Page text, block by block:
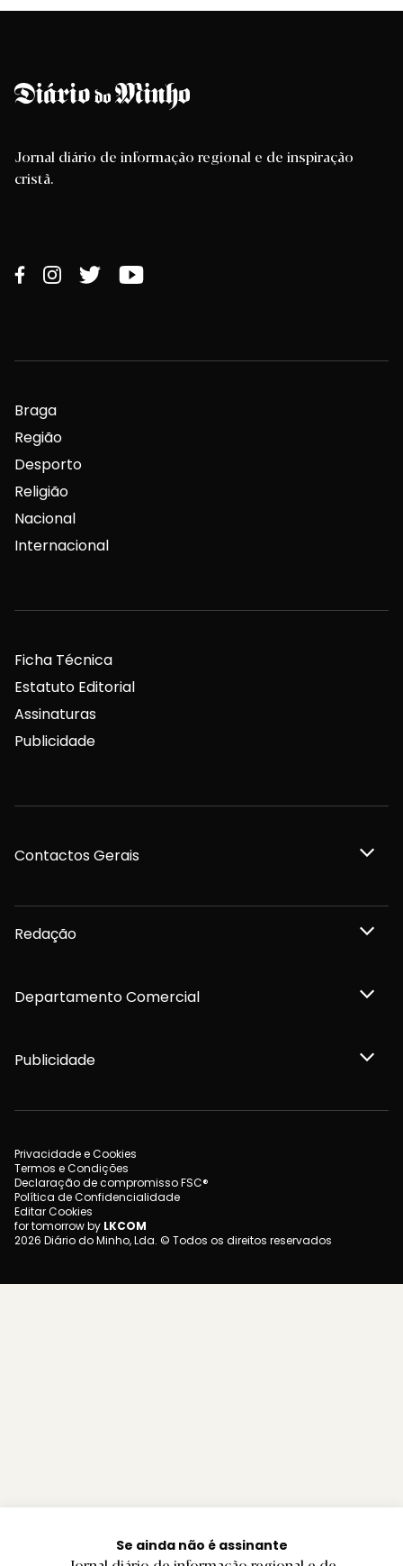
Se ainda não é assinante
Jornal diário de informação regional e de inspiração
cristã.
Braga
Região
Desporto
Religião
Nacional
Internacional
Ficha Técnica
Estatuto Editorial
Assinaturas
Publicidade
Contactos Gerais
Redação
Departamento Comercial
Publicidade
Privacidade e Cookies
Termos e Condições
Declaração de compromisso FSC®
Política de Confidencialidade
Editar Cookies
for tomorrow by LKCOM
2026 Diário do Minho, Lda. © Todos os direitos reservados